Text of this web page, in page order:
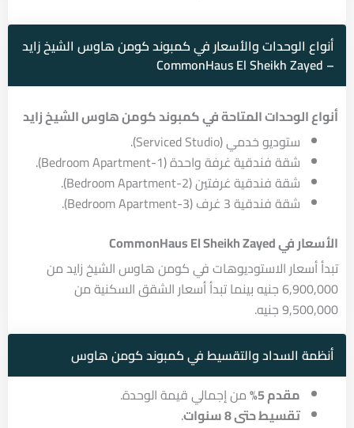
أنواع الوحدات والأسعار في كمبوند كومن هاوس الشيخ زايد
– CommonHaus El Sheikh Zayed
أنواع الوحدات المتاحة فيكمبوند كومن هاوس الشيخ زايد
ستوديو خدمي (Serviced Studio).
شقة فندقية غرفة واحدة (1-Bedroom Apartment).
شقة فندقية غرفتين (2-Bedroom Apartment).
شقة فندقية 3 غرف (3-Bedroom Apartment).
الأسعار في
تبدأ أسعار الاستوديوهات في كومن هاوس الشيخ زايد من
6,900,000 جنيه بينما تبدأ أسعار الشقق السكنية من
9,500,000 جنيه.
أنظمة السداد والتقسيط في كمبوند كومن هاوس
مقدم 5%
من إجمالي قيمة الوحدة.
تقسيط حتى 8 سنوات
.